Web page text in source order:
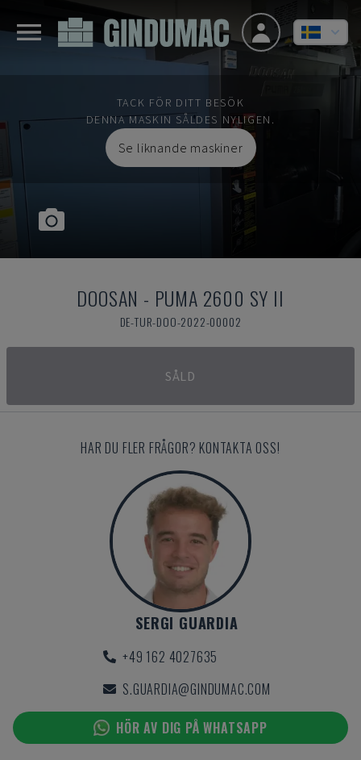
TACK FÖR DITT BESÖK
DENNA MASKIN SÅLDES NYLIGEN.
Se liknande maskiner
DOOSAN - PUMA 2600 SY II
DE-TUR-DOO-2022-00002
SÅLD
HAR DU FLER FRÅGOR? KONTAKTA OSS!
SERGI GUARDIA
+49 162 4027635
S.GUARDIA@GINDUMAC.COM
HÖR AV DIG PÅ WHATSAPP